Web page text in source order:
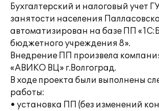
Бухгалтерский и налоговый учет
занятости населения
автоматизирован на базе ПП
бюджетного учреждения 8».
Внедрение ПП произвела
«AВИКО ВЦ» г.Волгоград.
В ходе проекта были выполнены
работы:
• установка ПП (без изменений